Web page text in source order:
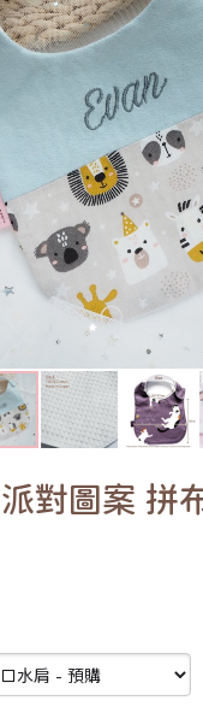
對圖案 拼